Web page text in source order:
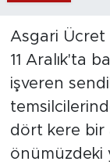
Asgari Ücret
11 Aralık'ta
işveren
dört kere bir
önümüzdeki